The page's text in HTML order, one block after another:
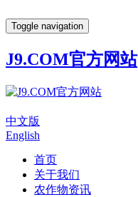
Toggle navigation
J9.COM官方网站
中文版
English
首页
关于我们
农作物资讯